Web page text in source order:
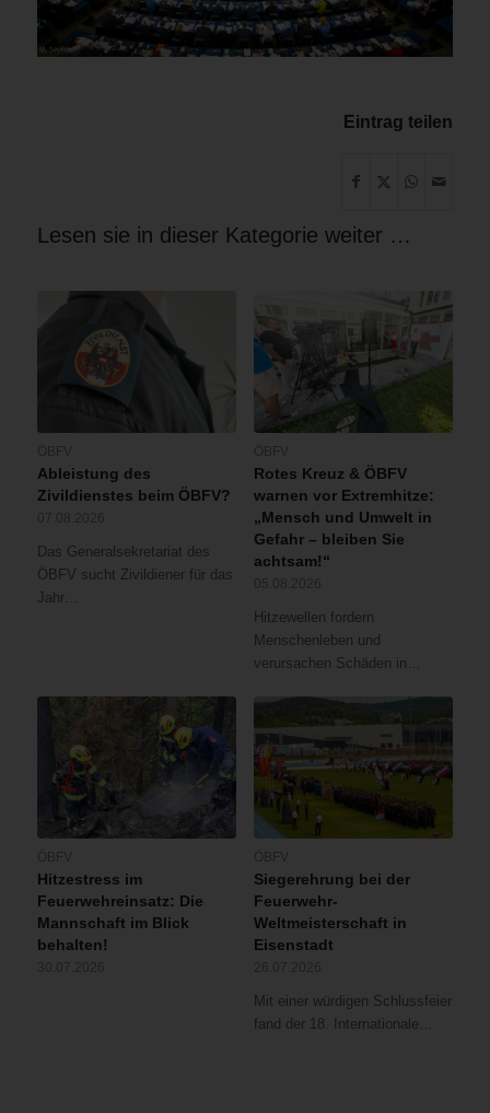
Eintrag teilen
Lesen sie in dieser Kategorie weiter …
Ableistung des
Zivildienstes beim ÖBFV?
Das Generalsekretariat des
ÖBFV sucht Zivildiener für das
Jahr…
Rotes Kreuz & ÖBFV
warnen vor Extremhitze:
„Mensch und Umwelt in
Gefahr – bleiben Sie
achtsam!“
Hitzewellen fordern
Menschenleben und
verursachen Schäden in…
Hitzestress im
Feuerwehreinsatz: Die
Mannschaft im Blick
behalten!
Siegerehrung bei der
Feuerwehr-
Weltmeisterschaft in
Eisenstadt
Mit einer würdigen Schlussfeier
fand der 18. Internationale…